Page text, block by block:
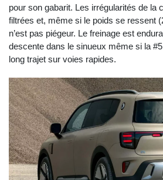
pour son gabarit. Les irrégularités de la
filtrées et, même si le poids se ressent
n’est pas piégeur. Le freinage est
descente dans le sinueux même si la
long trajet sur voies rapides.